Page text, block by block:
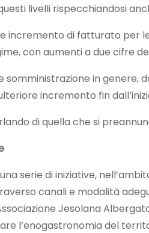
livelli rispecchiandosi
incremento di fatturato per
con aumenti a due cifre
somministrazione in genere,
incremento fin
di quella che si
serie di iniziative,
canali e modalità
Jesolana
l’enogastronomia del